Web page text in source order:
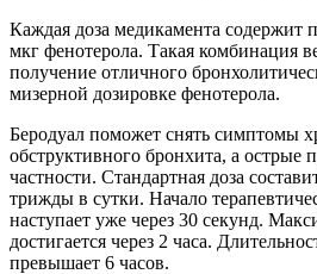
Каждая доза медикамента содержит
мкг фенотерола. Такая комбинация
получение отличного
мизерной дозировке фенотерола.
Беродуал поможет снять симптомы
обструктивного бронхита, а острые
частности. Стандартная доза
трижды в сутки. Начало
наступает уже через 30 секунд.
достигается через 2 часа.
превышает 6 часов.